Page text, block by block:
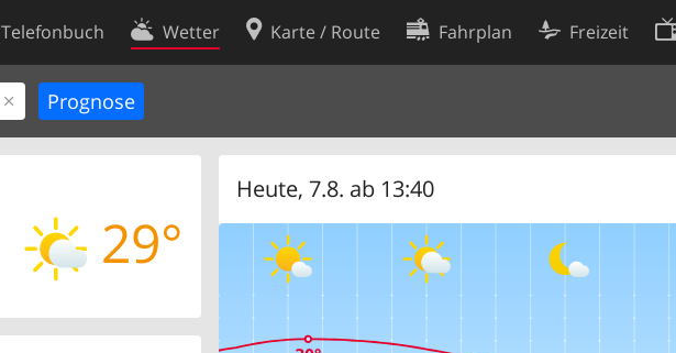
Telefonbuch Wetter Karte / Route Fahrplan Freizeit
29°
Heute, 7.8. ab 13:40
Kontakt
Nutzungsbedingungen
Cookie-Einstellungen